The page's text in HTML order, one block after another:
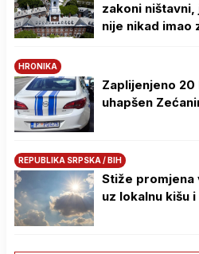
zakoni
nije nikad imao
HRONIKA
Zaplijenjeno
uhapšen
REPUBLIKA SRPSKA / BIH
Stiže promjena
uz lokalnu kišu